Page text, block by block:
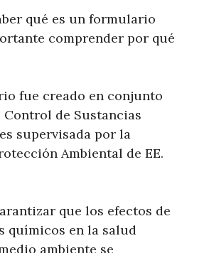
qué es un formulario
comprender por qué
fue creado en conjunto
Control de Sustancias
supervisada por la
Ambiental de EE.
que los efectos de
químicos en la salud
ambiente se